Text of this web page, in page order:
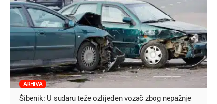
ARHIVA
Šibenik: U sudaru teže ozlijeđen vozač zbog nepažnje